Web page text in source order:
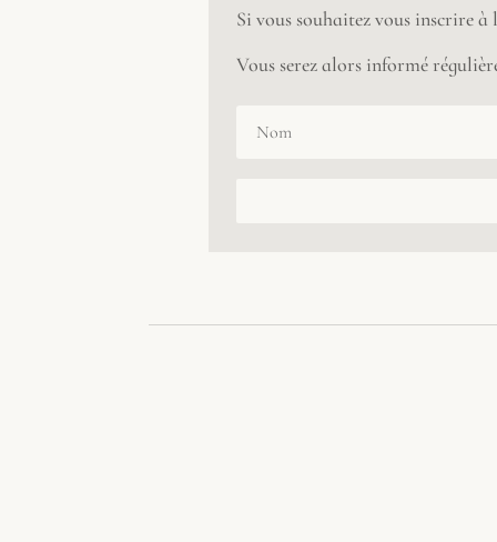
Si vous souhaitez vous inscrire à
Vous serez alors informé